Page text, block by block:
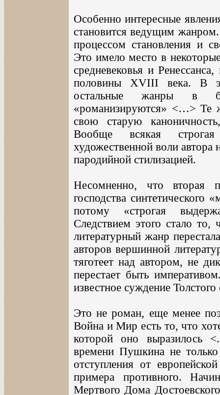
Особенно интересные
становится ведущим жанром.
процессом становления и
Это имело место в
средневековья и
половины XVIII века. В
остальные жанры в
«романизируются» <…> Те
свою старую
Вообще всякая
художественной воли автора
пародийной стилизацией.
Несомненно, что вторая
господства синтетического
потому «строгая
Следствием этого стало то,
литературный жанр
авторов вершинной
тяготеет над автором, не
перестает быть
известное суждение
Это не роман, еще менее
Война и Мир есть то, что
которой оно выразилось
времени Пушкина не только
отступления от
примера противного.
Мертвого Дома